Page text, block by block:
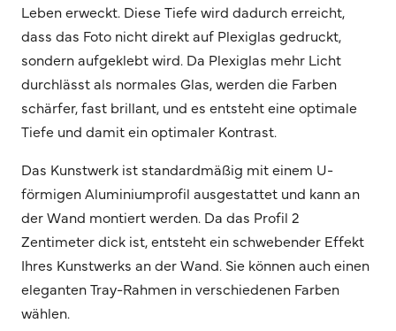
Leben erweckt. Diese Tiefe wird dadurch erreicht,
dass das Foto nicht direkt auf Plexiglas gedruckt,
sondern aufgeklebt wird. Da Plexiglas mehr Licht
durchlässt als normales Glas, werden die Farben
schärfer, fast brillant, und es entsteht eine optimale
Tiefe und damit ein optimaler Kontrast.
Das Kunstwerk ist standardmäßig mit einem U-
förmigen Aluminiumprofil ausgestattet und kann an
der Wand montiert werden. Da das Profil 2
Zentimeter dick ist, entsteht ein schwebender Effekt
Ihres Kunstwerks an der Wand. Sie können auch einen
eleganten Tray-Rahmen in verschiedenen Farben
wählen.